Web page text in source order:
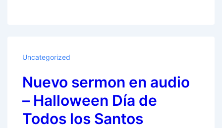
Uncategorized
Nuevo sermon en audio
– Halloween Día de
Todos los Santos